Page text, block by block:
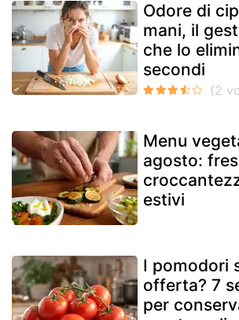
Odore di
mani, il
che lo
secondi
Menu
agosto:
estivi
I pomodori
offerta? 7
per